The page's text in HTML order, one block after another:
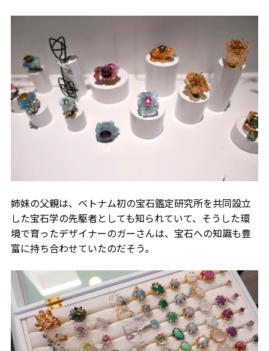
姉妹の父親は、ベトナム初の宝石鑑定研究所を共同設立
した宝石学の先駆者としても知られていて、そうした環
境で育ったデザイナーのガーさんは、宝石への知識も豊
富に持ち合わせていたのだそう。